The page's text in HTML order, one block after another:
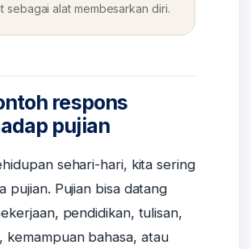
sebagai alat membesarkan diri.
respons
pujian
sehari-hari, kita sering
pujian. Pujian bisa datang
pendidikan, tulisan,
kemampuan bahasa, atau